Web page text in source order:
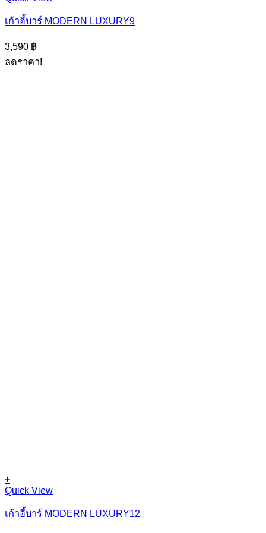
เก้าอี้บาร์ MODERN LUXURY9
3,590 ฿
ลดราคา!
+
Quick View
เก้าอี้บาร์ MODERN LUXURY12